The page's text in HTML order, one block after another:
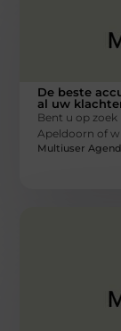
De beste
al uw
Bent u op
Apeldoorn of
Multiuser